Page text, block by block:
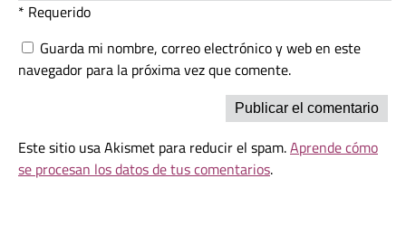
* Requerido
Guarda mi nombre, correo electrónico y web en este
navegador para la próxima vez que comente.
Este sitio usa Akismet para reducir el spam.Aprende cómo
se procesan los datos de tus comentarios.